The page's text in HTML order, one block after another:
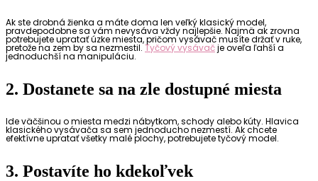
Ak ste drobná žienka a máte doma len veľký klasický model,
pravdepodobne sa vám nevysáva vždy najlepšie. Najmä ak zrovna
potrebujete upratať úzke miesta, pričom vysávač musíte držať v ruke,
pretože na zem by sa nezmestil.Tyčový vysávačje oveľa ľahší a
jednoduchší na manipuláciu.
2. Dostanete sa na zle dostupné miesta
Ide väčšinou o miesta medzi nábytkom, schody alebo kúty. Hlavica
klasického vysávača sa sem jednoducho nezmestí. Ak chcete
efektívne upratať všetky malé plochy, potrebujete tyčový model.
3. Postavíte ho kdekoľvek